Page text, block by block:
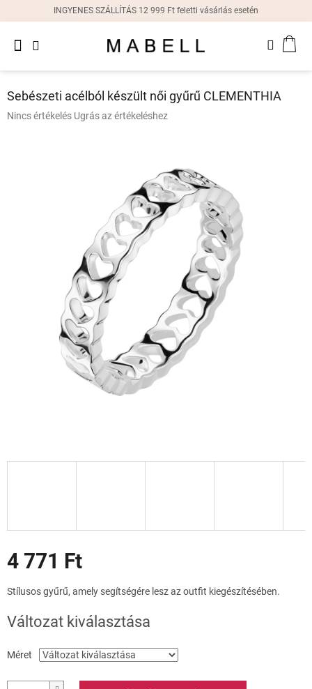
tartalomhoz
INGYENES SZÁLLÍTÁS 12 999 Ft feletti vásárlás esetén
Női
fülbevalók
Ajándékdobozok
Sebészeti acélból készült női gyűrű CLEMENTHIA
A
Nincs értékelés Ugrás az értékeléshez
4 771 Ft
Stílusos gyűrű, amely segítségére lesz az outfit kiegészítésében.
Változat kiválasztása
Méret